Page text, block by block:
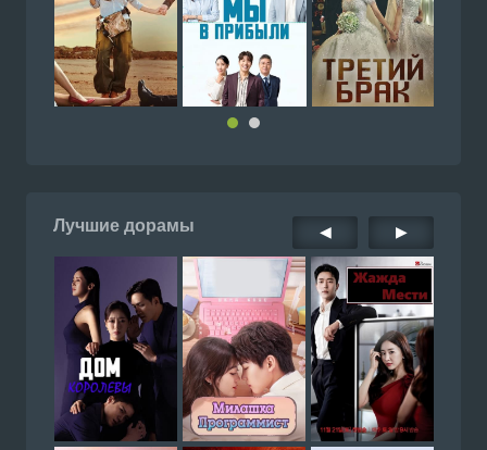
Лучшие дорамы ◀ ▶